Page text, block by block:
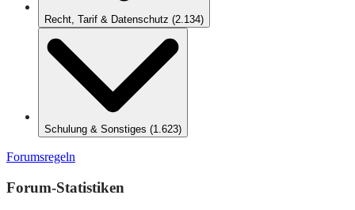
Recht, Tarif & Datenschutz (2.134)
Schulung & Sonstiges (1.623)
Forumsregeln
Forum-Statistiken